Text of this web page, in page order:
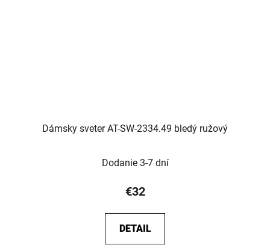
Dámsky sveter AT-SW-2334.49 bledý ružový
Dodanie 3-7 dní
€32
DETAIL